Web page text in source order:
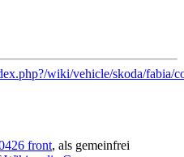
wiki/vehicle/skoda/fabia/
front, als gemeinfrei